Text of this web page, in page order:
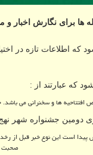
ها برای نگارش اخبار و
که اطلاعات تازه در
که عبارتند از :
افتتاحیه ها و سخنرانی می
دومین جشنواره شهر نهج
پیدا است این نوع خبر قبل از
صحبت